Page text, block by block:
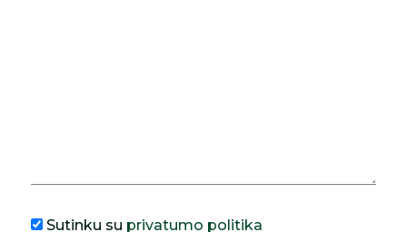
Sutinku su privatumo politika